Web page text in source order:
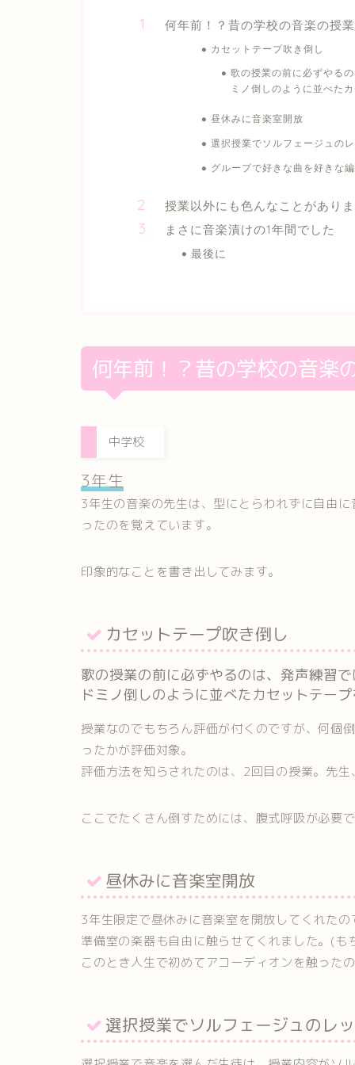
何年前！？昔の学校の音楽の授
カセットテープ吹き倒し
歌の授業の前に必ずやる
ミノ倒しのように並べた
昼休みに音楽室開放
選択授業でソルフェージュの
グループで好きな曲を好きな
授業以外にも色んなことがあり
まさに音楽漬けの1年間でした
最後に
何年前！？昔の学校の音楽
中学校
3年生
3年生の音楽の先生は、型にとらわれずに自由
ったのを覚えています。
印象的なことを書き出してみます。
カセットテープ吹き倒し
歌の授業の前に必ずやるのは、発声練習
ドミノ倒しのように並べたカセットテー
授業なのでもちろん評価が付くのですが、何個
ったかが評価対象。
評価方法を知らされたのは、2回目の授業。先
ここでたくさん倒すためには、腹式呼吸が必要
昼休みに音楽室開放
3年生限定で昼休みに音楽室を開放してくれたの
準備室の楽器も自由に触らせてくれました。(
このとき人生で初めてアコーディオンを触った
選択授業でソルフェージュのレ